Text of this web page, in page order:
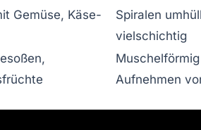
Gemüse, Käse-
Spiralen
vielschichtig
Aufnehmen